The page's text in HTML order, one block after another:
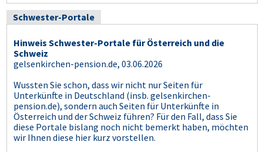
Schwester-Portale
Hinweis Schwester-Portale für Österreich und die
Schweiz
gelsenkirchen-pension.de, 03.06.2026
Wussten Sie schon, dass wir nicht nur Seiten für
Unterkünfte in Deutschland (insb. gelsenkirchen-
pension.de), sondern auch Seiten für Unterkünfte in
Österreich und der Schweiz führen? Für den Fall, dass Sie
diese Portale bislang noch nicht bemerkt haben, möchten
wir Ihnen diese hier kurz vorstellen.